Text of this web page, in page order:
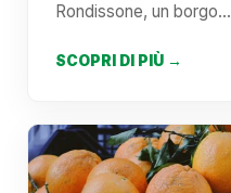
Rondissone, un borgo…
SCOPRI DI PIÙ →